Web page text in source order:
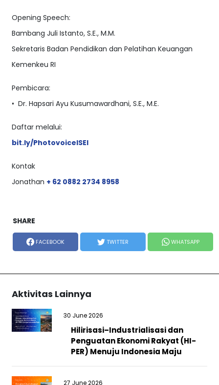
Opening Speech:
Bambang Juli Istanto, S.E., M.M.
Sekretaris Badan Pendidikan dan Pelatihan Keuangan
Kemenkeu RI
Pembicara:
•⁠ ⁠Dr. Hapsari Ayu Kusumawardhani, S.E., M.E.
Daftar melalui:
bit.ly/PhotovoiceISEI
Kontak
Jonathan + 62 0882 2734 8958
SHARE
FACEBOOK TWITTER WHATSAPP
Aktivitas Lainnya
30 June 2026
Hilirisasi–Industrialisasi dan
Penguatan Ekonomi Rakyat (HI-
PER) Menuju Indonesia Maju
27 June 2026